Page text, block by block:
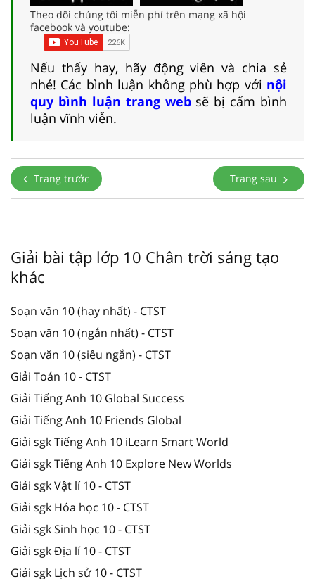
Theo dõi chúng tôi miễn phí trên mạng xã hội
facebook và youtube:
Nếu thấy hay, hãy động viên và chia sẻ
nhé! Các bình luận không phù hợp với nội
quy bình luận trang websẽ bị cấm bình
luận vĩnh viễn.
Trang trước Trang sau
Giải bài tập lớp 10 Chân trời sáng tạo
khác
Soạn văn 10 (hay nhất) - CTST
Soạn văn 10 (ngắn nhất) - CTST
Soạn văn 10 (siêu ngắn) - CTST
Giải Toán 10 - CTST
Giải Tiếng Anh 10 Global Success
Giải Tiếng Anh 10 Friends Global
Giải sgk Tiếng Anh 10 iLearn Smart World
Giải sgk Tiếng Anh 10 Explore New Worlds
Giải sgk Vật lí 10 - CTST
Giải sgk Hóa học 10 - CTST
Giải sgk Sinh học 10 - CTST
Giải sgk Địa lí 10 - CTST
Giải sgk Lịch sử 10 - CTST